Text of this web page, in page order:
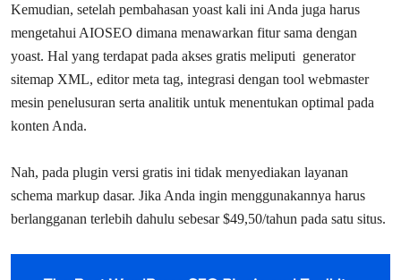
Kemudian, setelah pembahasan yoast kali ini Anda juga harus
mengetahui AIOSEO dimana menawarkan fitur sama dengan
yoast. Hal yang terdapat pada akses gratis meliputi generator
sitemap XML, editor meta tag, integrasi dengan tool webmaster
mesin penelusuran serta analitik untuk menentukan optimal pada
konten Anda.
Nah, pada plugin versi gratis ini tidak menyediakan layanan
schema markup dasar. Jika Anda ingin menggunakannya harus
berlangganan terlebih dahulu sebesar $49,50/tahun pada satu situs.